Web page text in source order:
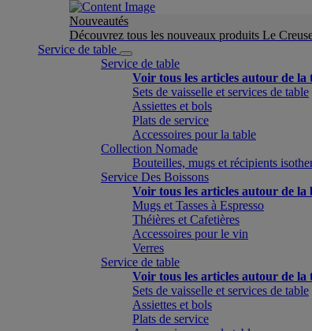
Nouveautés
Découvrez tous les nouveaux produits Le
Service de table
Service de table
Voir tous les articles autour de la
Sets de vaisselle et services de table
Assiettes et bols
Plats de service
Accessoires pour la table
Collection Nomade
Bouteilles, mugs et récipients
Service Des Boissons
Voir tous les articles autour de la
Mugs et Tasses à Espresso
Théières et Cafetières
Accessoires pour le vin
Verres
Service de table
Voir tous les articles autour de la
Sets de vaisselle et services de table
Assiettes et bols
Plats de service